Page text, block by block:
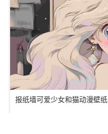
报纸墙可爱少女和猫动漫壁纸